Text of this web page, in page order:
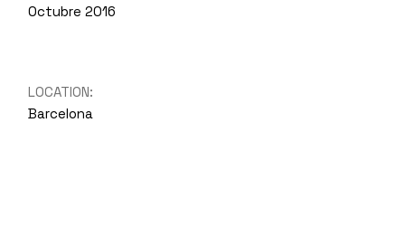
Octubre 2016
LOCATION:
Barcelona